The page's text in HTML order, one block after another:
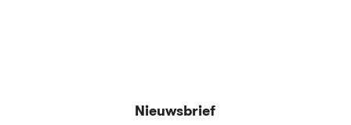
Nieuwsbrief